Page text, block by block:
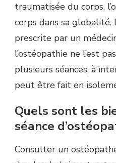
traumatisée du corps,
corps dans sa
prescrite par un
l’ostéopathie ne l’est
plusieurs séances, à
peut être fait en
Quels sont les
séance
Consulter un